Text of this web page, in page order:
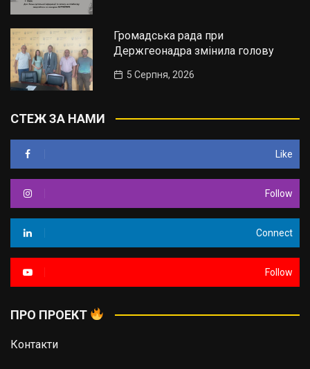
Громадська рада при
Держгеонадра змінила голову
5 Серпня, 2026
СТЕЖ ЗА НАМИ
Like
Follow
Connect
Follow
ПРО ПРОЕКТ
Контакти